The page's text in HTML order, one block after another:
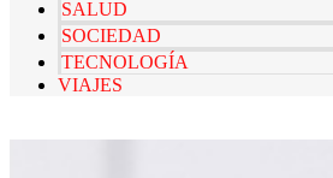
SALUD
SOCIEDAD
TECNOLOGÍA
VIAJES